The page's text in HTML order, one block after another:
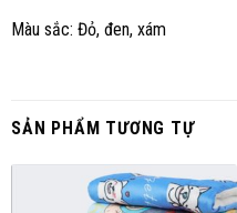
Màu sắc: Đỏ, đen, xám
SẢN PHẨM TƯƠNG TỰ